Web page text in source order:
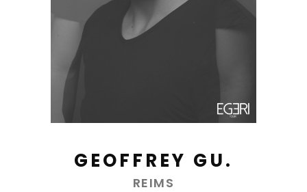
GEOFFREY GU.
REIMS